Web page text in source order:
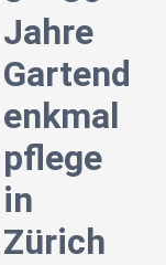
Jahre
Gartend
enkmal
pflege
in
Zürich